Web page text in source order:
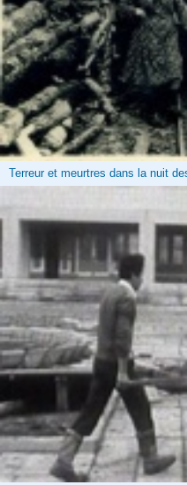
Terreur et meurtres dans la nuit